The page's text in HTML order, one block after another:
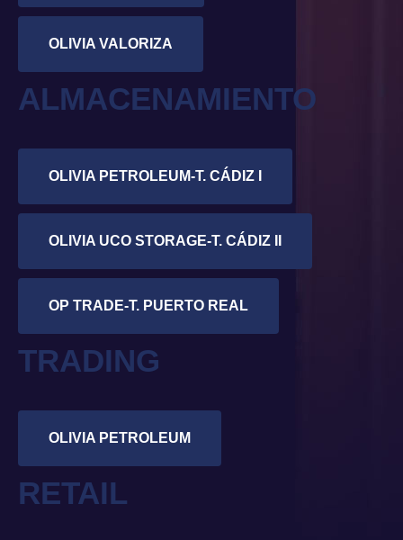
OLIVIA VALORIZA
ALMACENAMIENTO
OLIVIA PETROLEUM-T. CÁDIZ I
OLIVIA UCO STORAGE-T. CÁDIZ II
OP TRADE-T. PUERTO REAL
TRADING
OLIVIA PETROLEUM
RETAIL